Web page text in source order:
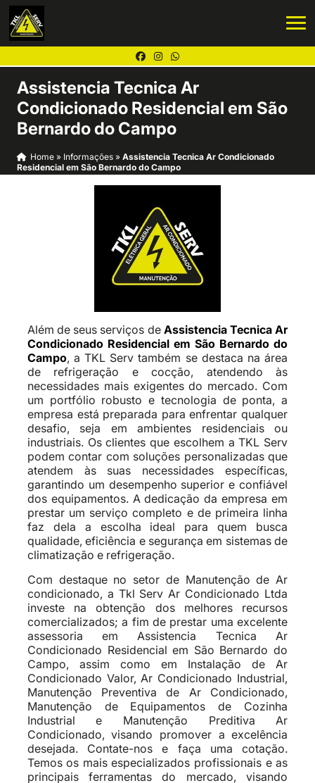
Assistencia Tecnica Ar
Condicionado Residencial em São
Bernardo do Campo
Home» Informações » Assistencia Tecnica Ar Condicionado
Residencial em São Bernardo do Campo
Além de seus serviços de Assistencia Tecnica Ar
Condicionado Residencial em São Bernardo do
Campo, a TKL Serv também se destaca na área
de refrigeração e cocção, atendendo às
necessidades mais exigentes do mercado. Com
um portfólio robusto e tecnologia de ponta, a
empresa está preparada para enfrentar qualquer
desafio, seja em ambientes residenciais ou
industriais. Os clientes que escolhem a TKL Serv
podem contar com soluções personalizadas que
atendem às suas necessidades específicas,
garantindo um desempenho superior e confiável
dos equipamentos. A dedicação da empresa em
prestar um serviço completo e de primeira linha
faz dela a escolha ideal para quem busca
qualidade, eficiência e segurança em sistemas de
climatização e refrigeração.
Com destaque no setor de Manutenção de Ar
condicionado, a Tkl Serv Ar Condicionado Ltda
investe na obtenção dos melhores recursos
comercializados; a fim de prestar uma excelente
assessoria em Assistencia Tecnica Ar
Condicionado Residencial em São Bernardo do
Campo, assim como em Instalação de Ar
Condicionado Valor, Ar Condicionado Industrial,
Manutenção Preventiva de Ar Condicionado,
Manutenção de Equipamentos de Cozinha
Industrial e Manutenção Preditiva Ar
Condicionado, visando promover a excelência
desejada. Contate-nos e faça uma cotação.
Temos os mais especializados profissionais e as
principais ferramentas do mercado, visando